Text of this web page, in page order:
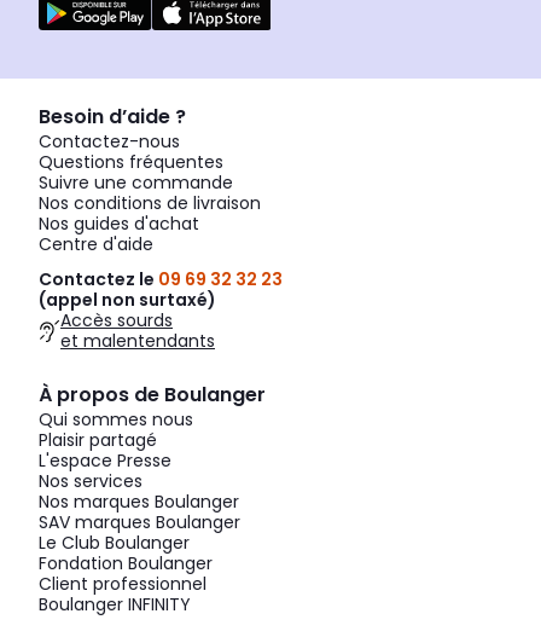
Besoin d’aide ?
Contactez-nous
Questions fréquentes
Suivre une commande
Nos conditions de livraison
Nos guides d'achat
Centre d'aide
Contactez le 09 69 32 32 23
(appel non surtaxé)
Accès sourds
et malentendants
À propos de Boulanger
Qui sommes nous
Plaisir partagé
L'espace Presse
Nos services
Nos marques Boulanger
SAV marques Boulanger
Le Club Boulanger
Fondation Boulanger
Client professionnel
Boulanger INFINITY